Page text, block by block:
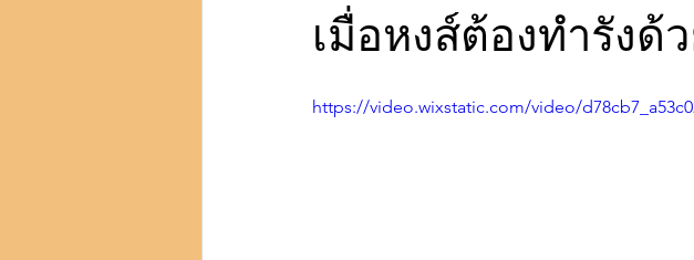
เมื่อหงส์ต้องทำรังด้
https://video.wixstatic.com/video/